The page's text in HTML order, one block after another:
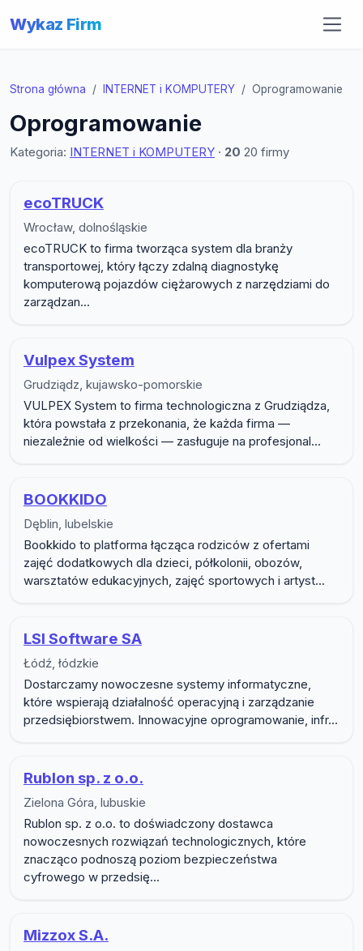
Wykaz Firm
Strona główna INTERNET i KOMPUTERY Oprogramowanie
Oprogramowanie
Kategoria: INTERNET i KOMPUTERY · 20 20 firmy
ecoTRUCK
Wrocław, dolnośląskie
ecoTRUCK to firma tworząca system dla branży
transportowej, który łączy zdalną diagnostykę
komputerową pojazdów ciężarowych z narzędziami do
zarządzan...
Vulpex System
Grudziądz, kujawsko-pomorskie
VULPEX System to firma technologiczna z Grudziądza,
która powstała z przekonania, że każda firma —
niezależnie od wielkości — zasługuje na profesjonal...
BOOKKIDO
Dęblin, lubelskie
Bookkido to platforma łącząca rodziców z ofertami
zajęć dodatkowych dla dzieci, półkolonii, obozów,
warsztatów edukacyjnych, zajęć sportowych i artyst...
LSI Software SA
Łódź, łódzkie
Dostarczamy nowoczesne systemy informatyczne,
które wspierają działalność operacyjną i zarządzanie
przedsiębiorstwem. Innowacyjne oprogramowanie, infr...
Rublon sp. z o.o.
Zielona Góra, lubuskie
Rublon sp. z o.o. to doświadczony dostawca
nowoczesnych rozwiązań technologicznych, które
znacząco podnoszą poziom bezpieczeństwa
cyfrowego w przedsię...
Mizzox S.A.